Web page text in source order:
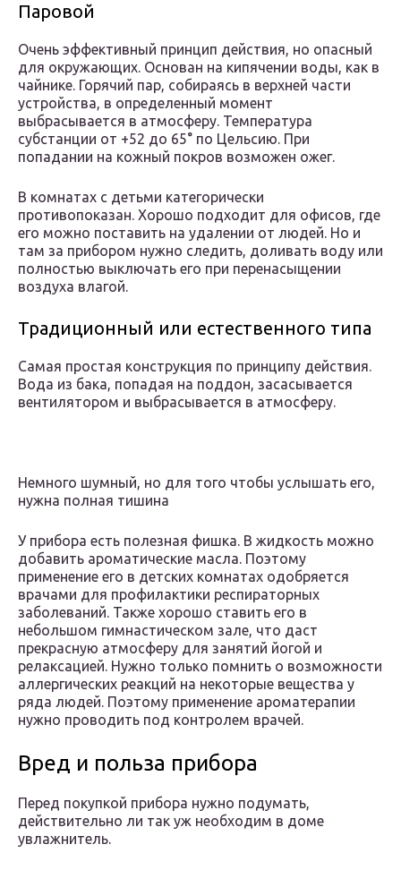
Паровой
Очень эффективный принцип действия, но опасный
для окружающих. Основан на кипячении воды, как в
чайнике. Горячий пар, собираясь в верхней части
устройства, в определенный момент
выбрасывается в атмосферу. Температура
субстанции от +52 до 65° по Цельсию. При
попадании на кожный покров возможен ожег.
В комнатах с детьми категорически
противопоказан. Хорошо подходит для офисов, где
его можно поставить на удалении от людей. Но и
там за прибором нужно следить, доливать воду или
полностью выключать его при перенасыщении
воздуха влагой.
Традиционный или естественного типа
Самая простая конструкция по принципу действия.
Вода из бака, попадая на поддон, засасывается
вентилятором и выбрасывается в атмосферу.
Немного шумный, но для того чтобы услышать его,
нужна полная тишина
У прибора есть полезная фишка. В жидкость можно
добавить ароматические масла. Поэтому
применение его в детских комнатах одобряется
врачами для профилактики респираторных
заболеваний. Также хорошо ставить его в
небольшом гимнастическом зале, что даст
прекрасную атмосферу для занятий йогой и
релаксацией. Нужно только помнить о возможности
аллергических реакций на некоторые вещества у
ряда людей. Поэтому применение ароматерапии
нужно проводить под контролем врачей.
Вред и польза прибора
Перед покупкой прибора нужно подумать,
действительно ли так уж необходим в доме
увлажнитель.